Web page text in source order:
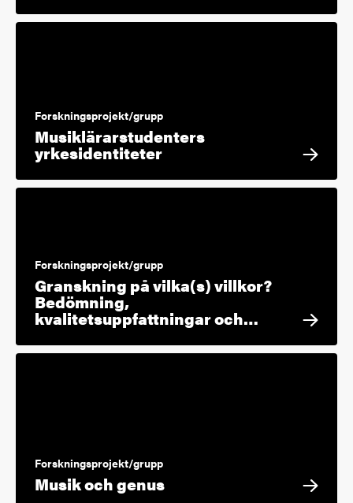
Forskningsprojekt/grupp
Musiklärarstudenters
yrkesidentiteter
Forskningsprojekt/grupp
Granskning på vilka(s) villkor?
Bedömning,
kvalitetsuppfattningar och…
Forskningsprojekt/grupp
Musik och genus